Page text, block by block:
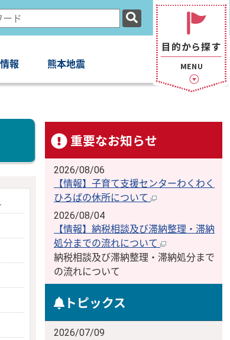
報 熊本地震
重要なお知らせ
2026/08/06
【情報】子育て支援センターわくわく
ひろばの休所について
2026/08/04
【情報】納税相談及び滞納整理・滞納
処分までの流れについて
納税相談及び滞納整理・滞納処分まで
の流れについて
トピックス
2026/07/09